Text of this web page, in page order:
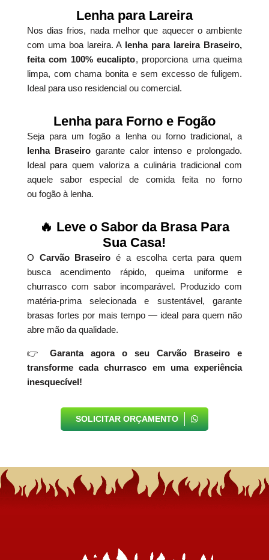
Lenha para Lareira
Nos dias frios, nada melhor que aquecer o ambiente
com uma boa lareira. A lenha para lareira Braseiro,
feita com 100% eucalipto, proporciona uma queima
limpa, com chama bonita e sem excesso de fuligem.
Ideal para uso residencial ou comercial.
Lenha para Forno e Fogão
Seja para um fogão a lenha ou forno tradicional, a
lenha Braseirogarante calor intenso e prolongado.
Ideal para quem valoriza a culinária tradicional com
aquele sabor especial de comida feita no forno
ou fogão à lenha.
🔥 Leve o Sabor da Brasa Para
Sua Casa!
O Carvão Braseiro é a escolha certa para quem
busca acendimento rápido, queima uniforme e
churrasco com sabor incomparável. Produzido com
matéria-prima selecionada e sustentável, garante
brasas fortes por mais tempo — ideal para quem não
abre mão da qualidade.
👉
Garanta agora o seu Carvão Braseiro e
transforme cada churrasco em uma experiência
inesquecível!
SOLICITAR ORÇAMENTO